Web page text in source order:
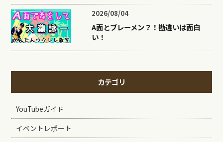
2026/08/04
A面とブレーメン？！勘違いは面白
い！
カテゴリ
YouTubeガイド
イベントレポート